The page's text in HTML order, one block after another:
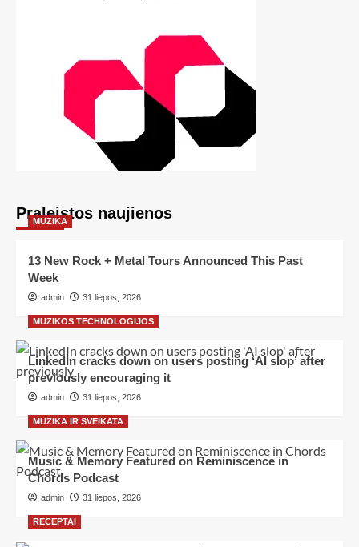
Praleistos naujienos
MUZIKA
13 New Rock + Metal Tours Announced This Past
Week
admin 31 liepos, 2026
MUZIKOS TECHNOLOGIJOS
LinkedIn cracks down on users posting ‘AI slop’ after
previously encouraging it
admin 31 liepos, 2026
MUZIKA IR SVEIKATA
Music & Memory Featured on Reminiscence in
Chords Podcast
admin 31 liepos, 2026
RECEPTAI